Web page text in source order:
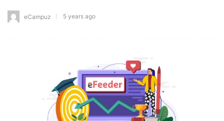
eCampuz 5 years ago